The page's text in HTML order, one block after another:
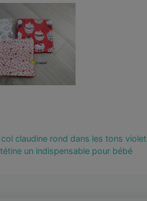
col claudine rond dans les tons violet
tétine un indispensable pour bébé